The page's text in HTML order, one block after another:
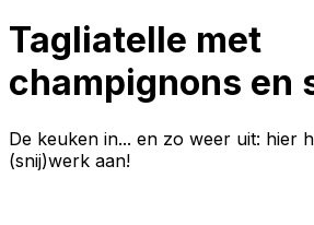
Tagliatelle met
champignons en
De keuken in... en zo weer uit: hier
(snij)werk aan!